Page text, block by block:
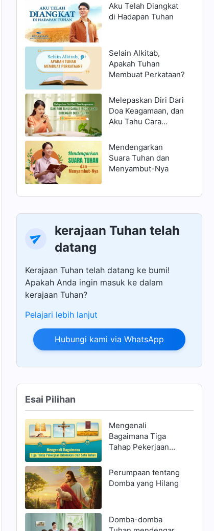
Aku Telah Diangkat
di Hadapan Tuhan
Selain Alkitab,
Apakah Tuhan
Membuat Perkataan?
Melepaskan Diri Dari
Doa Keagamaan, dan
Aku Tahu Cara
Didengar oleh Tuhan
Mendengarkan
Suara Tuhan dan
Menyambut-Nya
kerajaan Tuhan telah
datang
Kerajaan Tuhan telah datang ke bumi!
Apakah Anda ingin masuk ke dalam
kerajaan Tuhan?
Pelajari lebih lanjut
Hubungi kami via WhatsApp
Esai Pilihan
Mengenali
Bagaimana Tiga
Tahap Pekerjaan
Tuhan
Perumpaan tentang
Domba yang Hilang
Domba-domba